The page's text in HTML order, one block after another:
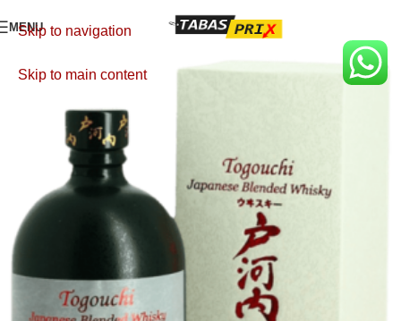
Skip to navigation
Skip to main content
MENU